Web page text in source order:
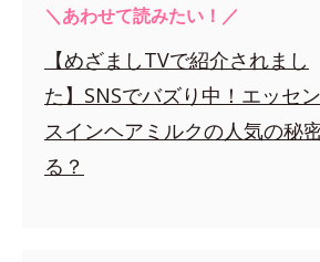
＼あわせて読みたい！／
【めざましTVで紹介されまし
た】SNSでバズり中！エッセン
スインヘアミルクの人気の秘
る？